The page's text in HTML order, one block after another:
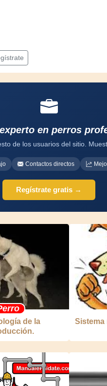
en perros
de los usuarios del sitio.
Contactos directos
Regístrate gratis →
de la
Sistema